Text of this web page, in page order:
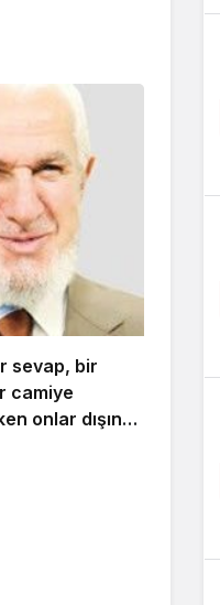
sevap, bir
camiye
onlar dışında